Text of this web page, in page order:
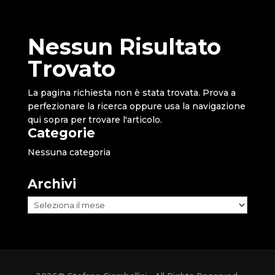
Nessun Risultato
Trovato
La pagina richiesta non è stata trovata. Prova a
perfezionare la ricerca oppure usa la navigazione
qui sopra per trovare l'articolo.
Categorie
Nessuna categoria
Archivi
Archivi